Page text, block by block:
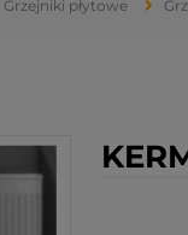
Grzejniki płytowe